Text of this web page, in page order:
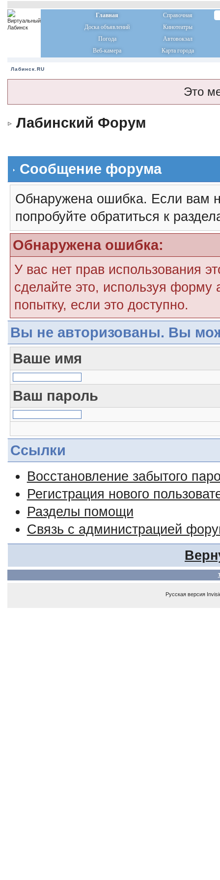
Главная
Справочная
Доска объявлений
Кинотеатры
Погода
Автовокзал
Веб-камера
Карта города
Лабинск.RU
Это
Лабинский Форум
Сообщение форума
Обнаружена ошибка. Если вам
попробуйте обратиться к
Обнаружена ошибка:
У вас нет прав использования
сделайте это, используя форму
попытку, если это доступно.
Вы не авторизованы. Вы
Ваше имя
Ваш пароль
Ссылки
Восстановление забытого
Регистрация нового
Разделы помощи
Связь с администрацией
Русская версия